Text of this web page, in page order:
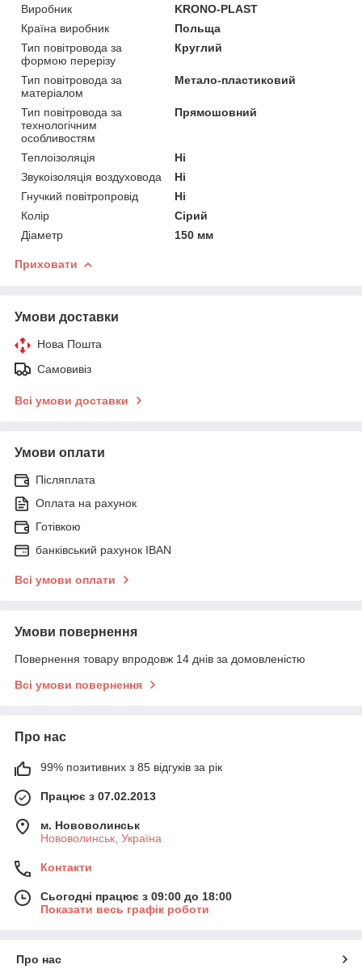
Виробник
KRONO-PLAST
Країна виробник
Польща
Тип повітровода за
формою перерізу
Круглий
Тип повітровода за
матеріалом
Метало-пластиковий
Тип повітровода за
технологічним
особливостям
Прямошовний
Теплоізоляція
Ні
Звукоізоляція воздуховода
Ні
Гнучкий повітропровід
Ні
Колір
Сірий
Діаметр
150 мм
Приховати
Умови доставки
Нова Пошта
Самовивіз
Всі умови доставки
Умови оплати
Післяплата
Оплата на рахунок
Готівкою
банківський рахунок IBAN
Всі умови оплати
Умови повернення
Повернення товару впродовж 14 днів за домовленістю
Всі умови повернення
Про нас
99% позитивних з 85 відгуків за рік
Працює з 07.02.2013
м. Нововолинськ
Нововолинськ, Україна
Контакти
Сьогодні працює з 09:00 до 18:00
Показати весь графік роботи
Про нас